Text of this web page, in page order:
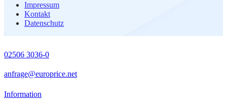
Impressum
Kontakt
Datenschutz
02506 3036-0
anfrage@europrice.net
Information